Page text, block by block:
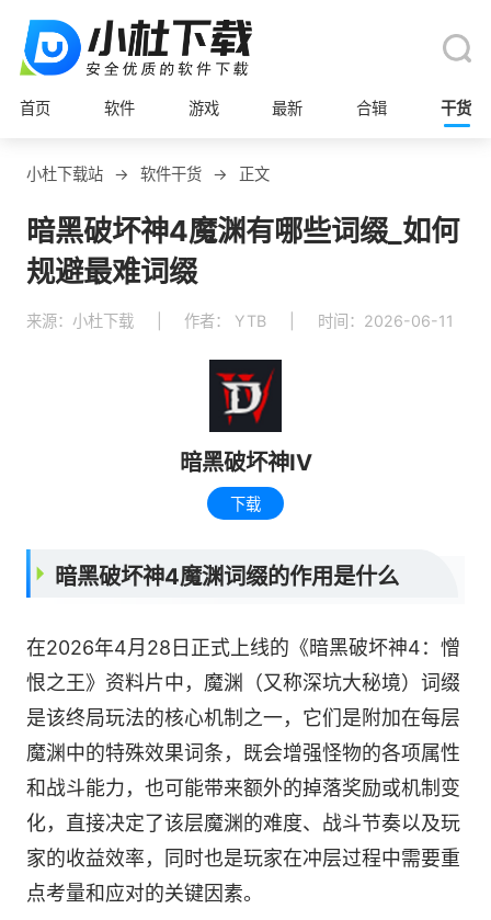
首页 软件 游戏 最新 合辑 干货
小杜下载站 → 软件干货 → 正文
暗黑破坏神4魔渊有哪些词缀_如何
规避最难词缀
来源：小杜下载 作者： YTB 时间：2026-06-11
暗黑破坏神IV
下载
暗黑破坏神4魔渊词缀的作用是什么
在2026年4月28日正式上线的《暗黑破坏神4：憎
恨之王》资料片中，魔渊（又称深坑大秘境）词缀
是该终局玩法的核心机制之一，它们是附加在每层
魔渊中的特殊效果词条，既会增强怪物的各项属性
和战斗能力，也可能带来额外的掉落奖励或机制变
化，直接决定了该层魔渊的难度、战斗节奏以及玩
家的收益效率，同时也是玩家在冲层过程中需要重
点考量和应对的关键因素。